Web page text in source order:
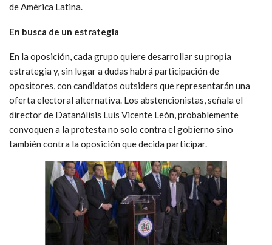
de América Latina.
En busca de un estrategia
En la oposición, cada grupo quiere desarrollar su propia
estrategia y, sin lugar a dudas habrá participación de
opositores, con candidatos outsiders que representarán una
oferta electoral alternativa. Los abstencionistas, señala el
director de Datanálisis Luis Vicente León, probablemente
convoquen a la protesta no solo contra el gobierno sino
también contra la oposición que decida participar.